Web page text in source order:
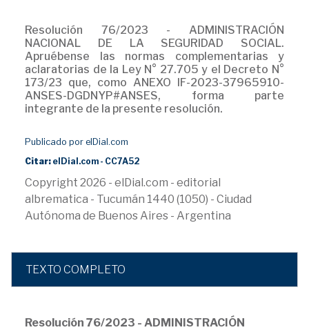
Resolución 76/2023 - ADMINISTRACIÓN
NACIONAL DE LA SEGURIDAD SOCIAL.
Apruébense las normas complementarias y
aclaratorias de la Ley N° 27.705 y el Decreto N°
173/23 que, como ANEXO IF-2023-37965910-
ANSES-DGDNYP#ANSES, forma parte
integrante de la presente resolución.
Publicado por elDial.com
Citar: elDial.com - CC7A52
Copyright 2026 - elDial.com - editorial
albrematica - Tucumán 1440 (1050) - Ciudad
Autónoma de Buenos Aires - Argentina
TEXTO COMPLETO
Resolución 76/2023 - ADMINISTRACIÓN